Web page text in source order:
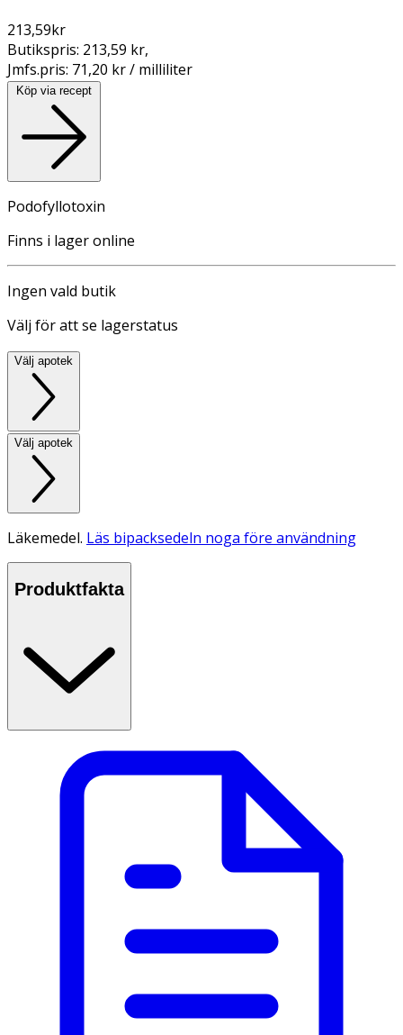
213,59kr
Butikspris: 213,59 kr,
Jmfs.pris: 71,20 kr / milliliter
Köp via recept
Podofyllotoxin
Finns i lager online
Ingen vald butik
Välj för att se lagerstatus
Välj apotek
Välj apotek
Läkemedel. Läs bipacksedeln noga före användning
Produktfakta